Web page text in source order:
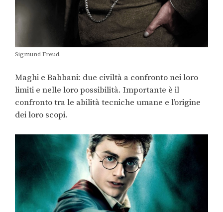
Sigmund Freud.
Maghi e Babbani: due civiltà a confronto nei loro
limiti e nelle loro possibilità. Importante è il
confronto tra le abilità tecniche umane e l’origine
dei loro scopi.